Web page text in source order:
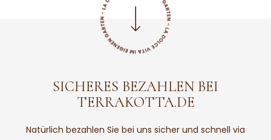
SICHERES BEZAHLEN BEI
TERRAKOTTA.DE
Natürlich bezahlen Sie bei uns sicher und schnell via